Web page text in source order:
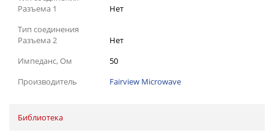
Разъема 1
Нет
Тип соединения
Разъема 2
Нет
Импеданс, Ом
50
Производитель
Fairview Microwave
Библиотека